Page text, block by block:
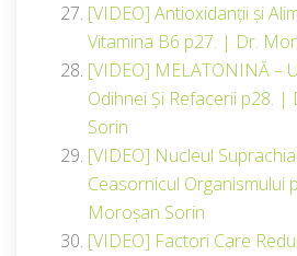
[VIDEO] Antioxidanții și
Vitamina B6 p27. | Dr.
[VIDEO] MELATONINĂ –
Odihnei Și Refacerii p28. |
Sorin
[VIDEO] Nucleul
Ceasornicul Organismului
Moroșan Sorin
[VIDEO] Factori Care